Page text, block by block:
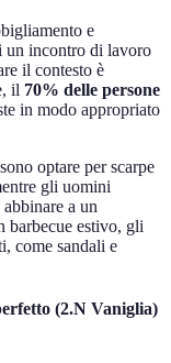
e
un incontro di lavoro
il contesto è
il 70% delle persone
in modo appropriato
optare per scarpe
gli uomini
a un
barbecue estivo, gli
come sandali e
(2.N Vaniglia)